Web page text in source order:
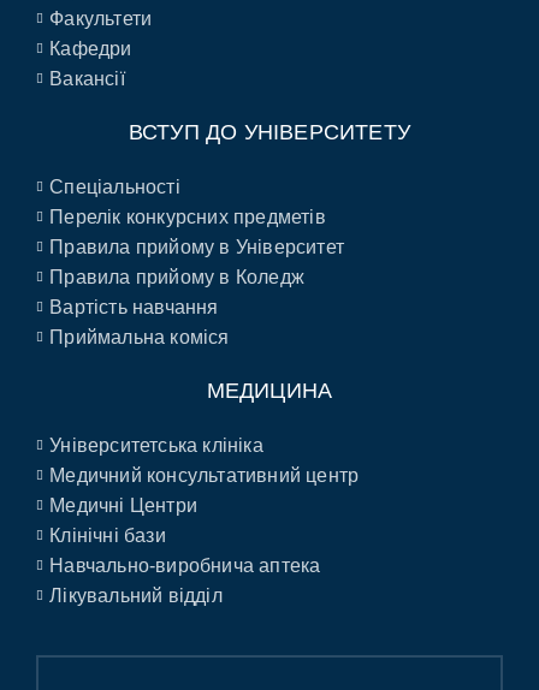
Факультети
Кафедри
Вакансії
ВСТУП ДО УНІВЕРСИТЕТУ
Спеціальності
Перелік конкурсних предметів
Правила прийому в Університет
Правила прийому в Коледж
Вартість навчання
Приймальна коміся
МЕДИЦИНА
Університетська клініка
Медичний консультативний центр
Медичні Центри
Клінічні бази
Навчально-виробнича аптека
Лікувальний відділ